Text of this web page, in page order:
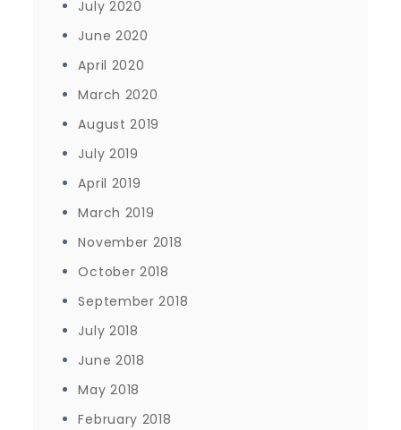
July 2020
June 2020
April 2020
March 2020
August 2019
July 2019
April 2019
March 2019
November 2018
October 2018
September 2018
July 2018
June 2018
May 2018
February 2018